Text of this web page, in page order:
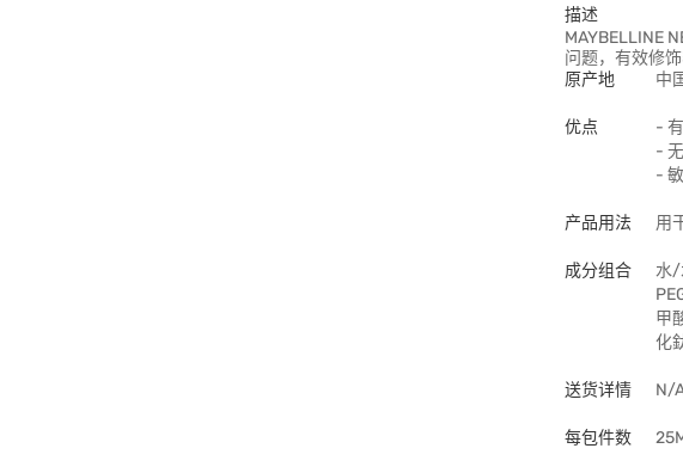
描述
MAYBELLINE
问题，有效修
原产地
中
优点
-
-
-
产品用法 用
成分组合
水/
甲
化
送货详情 N/
每包件数